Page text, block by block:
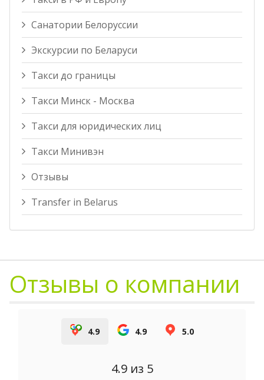
Санатории Белоруссии
Экскурсии по Беларуси
Такси до границы
Такси Минск - Москва
Такси для юридических лиц
Такси Минивэн
Отзывы
Transfer in Belarus
Отзывы о компании
4.9 4.9 5.0
4.9из 5